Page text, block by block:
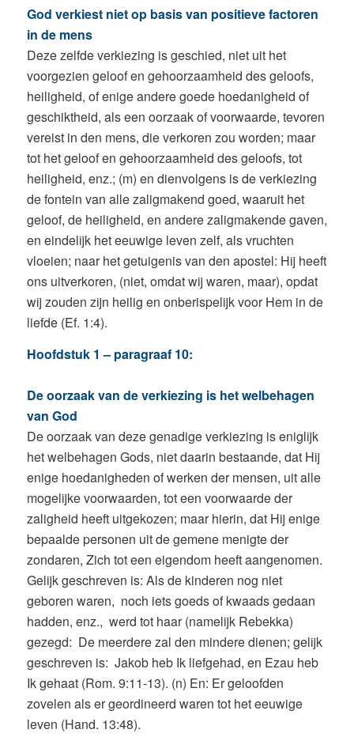
God verkiest niet op basis van positieve factoren
in de mens
Deze zelfde verkiezing is geschied, niet uit het
voorgezien geloof en gehoorzaamheid des geloofs,
heiligheid, of enige andere goede hoedanigheid of
geschiktheid, als een oorzaak of voorwaarde, tevoren
vereist in den mens, die verkoren zou worden; maar
tot het geloof en gehoorzaamheid des geloofs, tot
heiligheid, enz.; (m) en dienvolgens is de verkiezing
de fontein van alle zaligmakend goed, waaruit het
geloof, de heiligheid, en andere zaligmakende gaven,
en eindelijk het eeuwige leven zelf, als vruchten
vloeien; naar het getuigenis van den apostel: Hij heeft
ons uitverkoren, (niet, omdat wij waren, maar), opdat
wij zouden zijn heilig en onberispelijk voor Hem in de
liefde (Ef. 1:4).
Hoofdstuk 1 – paragraaf 10:
De oorzaak van de verkiezing is het welbehagen
van God
De oorzaak van deze genadige verkiezing is eniglijk
het welbehagen Gods, niet daarin bestaande, dat Hij
enige hoedanigheden of werken der mensen, uit alle
mogelijke voorwaarden, tot een voorwaarde der
zaligheid heeft uitgekozen; maar hierin, dat Hij enige
bepaalde personen uit de gemene menigte der
zondaren, Zich tot een eigendom heeft aangenomen.
Gelijk geschreven is: Als de kinderen nog niet
geboren waren, noch iets goeds of kwaads gedaan
hadden, enz., werd tot haar (namelijk Rebekka)
gezegd: De meerdere zal den mindere dienen; gelijk
geschreven is: Jakob heb Ik liefgehad, en Ezau heb
Ik gehaat (Rom. 9:11-13). (n) En: Er geloofden
zovelen als er geordineerd waren tot het eeuwige
leven (Hand. 13:48).